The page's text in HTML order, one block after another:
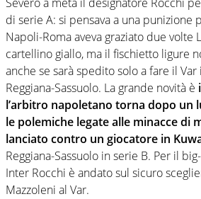
competenza, conoscenza e
prevalentemente di calcio
di serie A: si pensava a una punizione
Napoli-Roma aveva graziato due volte
cartellino giallo, ma il fischietto ligure
anche se sarà spedito solo a fare il
Reggiana-Sassuolo. La grande novità è
l’arbitro napoletano torna dopo un
le polemiche legate alle minacce di
lanciato contro un giocatore in
Reggiana-Sassuolo in serie B. Per il
Inter Rocchi è andato sul sicuro
Mazzoleni al Var.